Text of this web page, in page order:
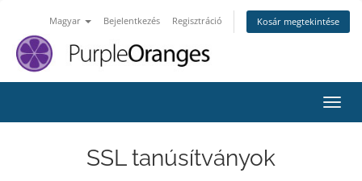
Magyar Bejelentkezés Regisztráció Kosár megtekintése
SSL tanúsítványok